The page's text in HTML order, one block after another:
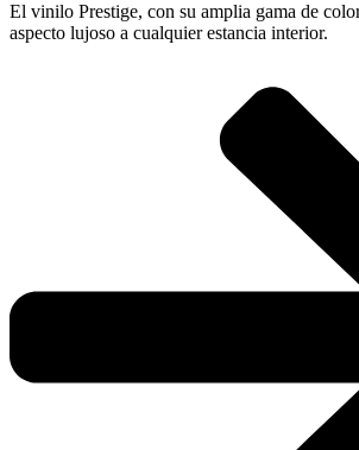
El vinilo Prestige, con su amplia gama de
aspecto lujoso a cualquier estancia interior.